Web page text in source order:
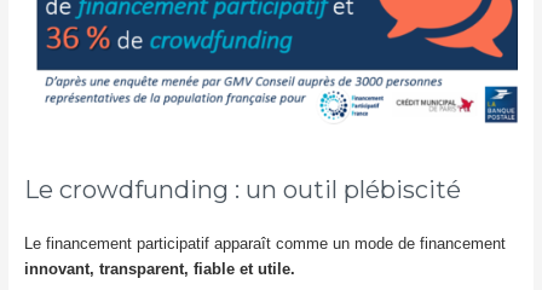
Le crowdfunding : un outil plébiscité
Le financement participatif apparaît comme un mode de financement
innovant, transparent, fiable et utile.